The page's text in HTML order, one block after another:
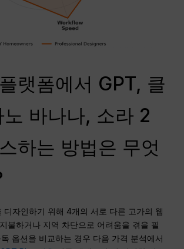
랫폼에서 GPT, 클
노 바나나, 소라 2
하는 방법은 무엇
디자인하기 위해 4개의 서로 다른 고가의 웹
불하거나 지역 차단으로 어려움을 겪을 필
옵션을 비교하는 경우 다음 가격 분석에서